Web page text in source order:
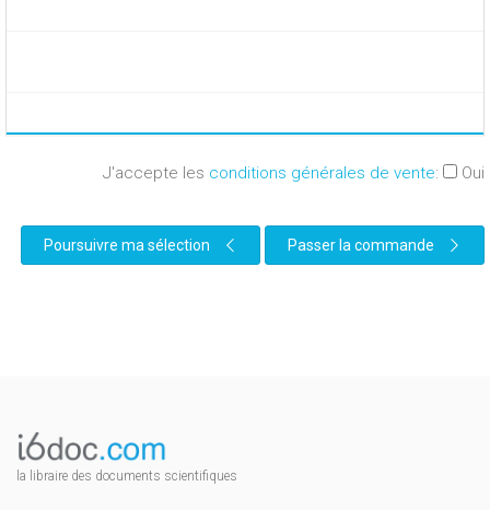
J'accepte les conditions générales de vente: Oui
Poursuivre ma sélection Passer la commande
la libraire des documents scientifiques